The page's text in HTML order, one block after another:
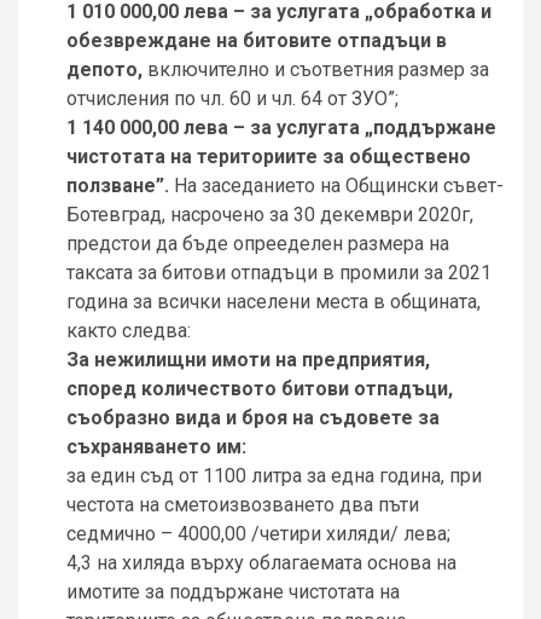
1 010 000,00 лева – за услугата „обработка и
обезвреждане на битовите отпадъци в
депото, включително и съответния размер за
отчисления по чл. 60 и чл. 64 от ЗУО”;
1 140 000,00 лева – за услугата „поддържане
чистотата на териториите за обществено
ползване”. На заседанието на Общински съвет-
Ботевград, насрочено за 30 декември 2020г,
предстои да бъде опрееделен размера на
таксата за битови отпадъци в промили за 2021
година за всички населени места в общината,
както следва:
За нежилищни имоти на предприятия,
според количеството битови отпадъци,
съобразно вида и броя на съдовете за
съхраняването им:
за един съд от 1100 литра за една година, при
честота на сметоизвозването два пъти
седмично – 4000,00 /четири хиляди/ лева;
4,3 на хиляда върху облагаемата основа на
имотите за поддържане чистотата на